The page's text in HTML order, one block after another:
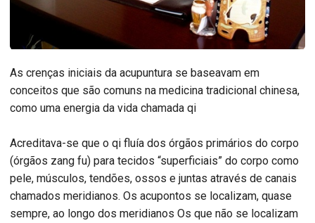
As crenças iniciais da acupuntura se baseavam em
conceitos que são comuns na medicina tradicional chinesa,
como uma energia da vida chamada qi
Acreditava-se que o qi fluía dos órgãos primários do corpo
(órgãos zang fu) para tecidos “superficiais” do corpo como
pele, músculos, tendões, ossos e juntas através de canais
chamados meridianos. Os acupontos se localizam, quase
sempre, ao longo dos meridianos Os que não se localizam